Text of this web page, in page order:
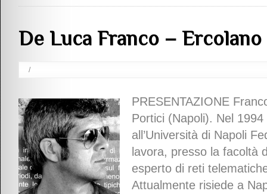
De Luca Franco – Ercolano
/
PRESENTAZIONE
Portici (Napoli). Nel
all’Università di Napoli
lavora, presso la facoltà
esperto di reti
Attualmente risiede a